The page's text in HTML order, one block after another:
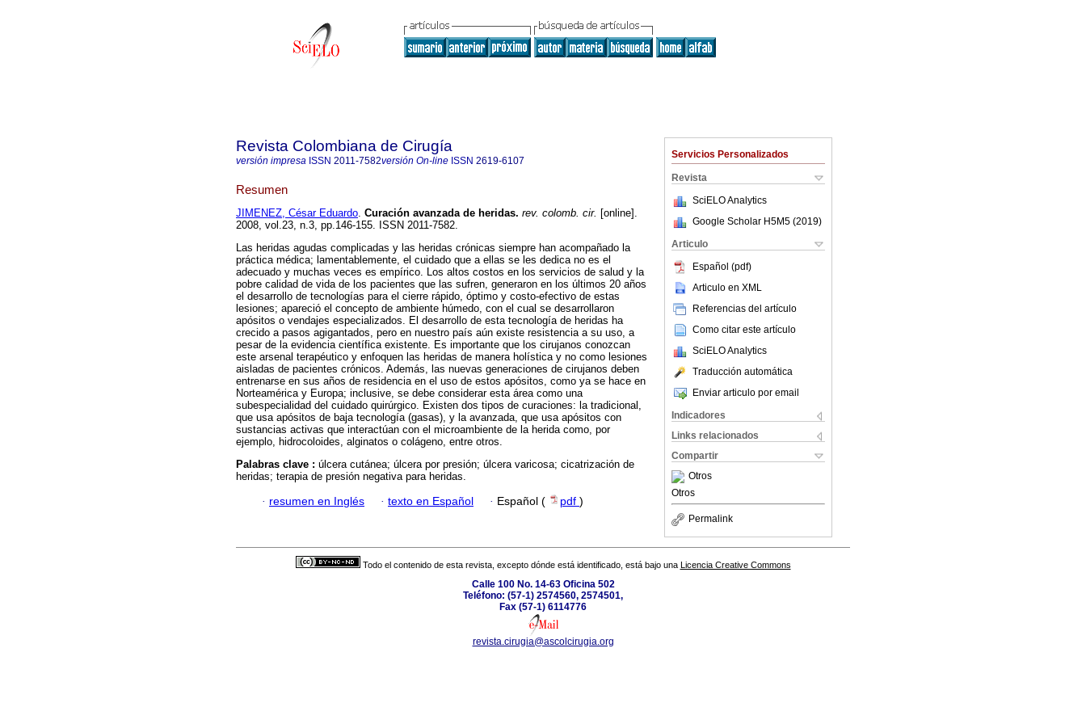
Servicios Personalizados
Revista
SciELO Analytics
Google Scholar H5M5 (2019)
Articulo
Español (pdf)
Articulo en XML
Referencias del artículo
Como citar este artículo
SciELO Analytics
Traducción automática
Enviar articulo por email
Indicadores
Links relacionados
Compartir
Otros
Otros
Permalink
Revista Colombiana de Cirugía
versión impresa ISSN 2011-7582versión On-line ISSN 2619-6107
Resumen
JIMENEZ, César Eduardo. Curación avanzada de heridas. rev. colomb. cir. [online].
2008, vol.23, n.3, pp.146-155. ISSN 2011-7582.
Las heridas agudas complicadas y las heridas crónicas siempre han acompañado la
práctica médica; lamentablemente, el cuidado que a ellas se les dedica no es el
adecuado y muchas veces es empírico. Los altos costos en los servicios de salud y la
pobre calidad de vida de los pacientes que las sufren, generaron en los últimos 20 años
el desarrollo de tecnologías para el cierre rápido, óptimo y costo-efectivo de estas
lesiones; apareció el concepto de ambiente húmedo, con el cual se desarrollaron
apósitos o vendajes especializados. El desarrollo de esta tecnología de heridas ha
crecido a pasos agigantados, pero en nuestro país aún existe resistencia a su uso, a
pesar de la evidencia científica existente. Es importante que los cirujanos conozcan
este arsenal terapéutico y enfoquen las heridas de manera holística y no como lesiones
aisladas de pacientes crónicos. Además, las nuevas generaciones de cirujanos deben
entrenarse en sus años de residencia en el uso de estos apósitos, como ya se hace en
Norteamérica y Europa; inclusive, se debe considerar esta área como una
subespecialidad del cuidado quirúrgico. Existen dos tipos de curaciones: la tradicional,
que usa apósitos de baja tecnología (gasas), y la avanzada, que usa apósitos con
sustancias activas que interactúan con el microambiente de la herida como, por
ejemplo, hidrocoloides, alginatos o colágeno, entre otros.
Palabras clave : úlcera cutánea; úlcera por presión; úlcera varicosa; cicatrización de
heridas; terapia de presión negativa para heridas.
· resumen en Inglés · texto en Español · Español ( pdf )
Todo el contenido de esta revista, excepto dónde está identificado, está bajo una Licencia Creative Commons
Calle 100 No. 14-63 Oficina 502
Teléfono: (57-1) 2574560, 2574501,
Fax (57-1) 6114776
revista.cirugia@ascolcirugia.org